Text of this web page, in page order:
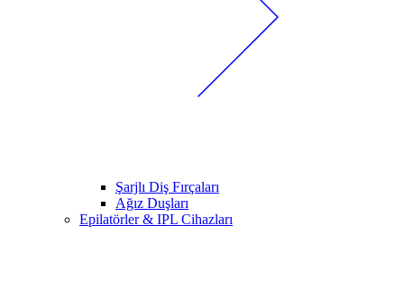
Şarjlı Diş Fırçaları
Ağız Duşları
Epilatörler & IPL Cihazları